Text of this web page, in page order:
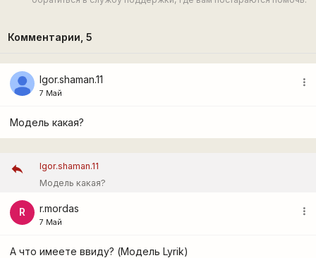
Комментарии, 5
Igor.shaman.11
7 Май
more_vert
Модель какая?
Igor.shaman.11
Модель какая?
R r.mordas
7 Май
more_vert
А что имеете ввиду? (Модель Lyrik)